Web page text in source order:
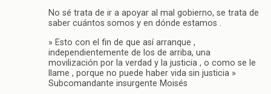
No sé trata de ir a apoyar al mal gobierno, se trata de
saber cuántos somos y en dónde estamos .
» Esto con el fin de que así arranque ,
independientemente de los de arriba, una
movilización por la verdad y la justicia , o como se le
llame , porque no puede haber vida sin justicia »
Subcomandante insurgente Moisés